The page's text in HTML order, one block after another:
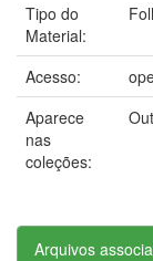
Tipo do
Material:
Acesso:
Aparece
nas
coleções:
Arquivos